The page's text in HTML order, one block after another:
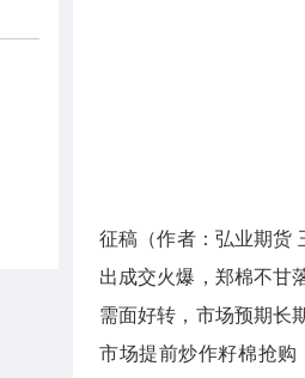
征稿（作者：弘业期货
出成交火爆，郑棉不甘
需面好转，市场预期长
市场提前炒作籽棉抢购